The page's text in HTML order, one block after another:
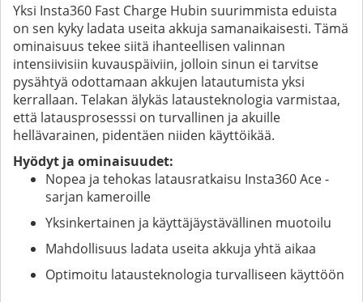
Yksi Insta360 Fast Charge Hubin suurimmista eduista
on sen kyky ladata useita akkuja samanaikaisesti. Tämä
ominaisuus tekee siitä ihanteellisen valinnan
intensiivisiin kuvauspäiviin, jolloin sinun ei tarvitse
pysähtyä odottamaan akkujen latautumista yksi
kerrallaan. Telakan älykäs latausteknologia varmistaa,
että latausprosesssi on turvallinen ja akuille
hellävarainen, pidentäen niiden käyttöikää.
Hyödyt ja ominaisuudet:
Nopea ja tehokas latausratkaisu Insta360 Ace -
sarjan kameroille
Yksinkertainen ja käyttäjäystävällinen muotoilu
Mahdollisuus ladata useita akkuja yhtä aikaa
Optimoitu latausteknologia turvalliseen käyttöön